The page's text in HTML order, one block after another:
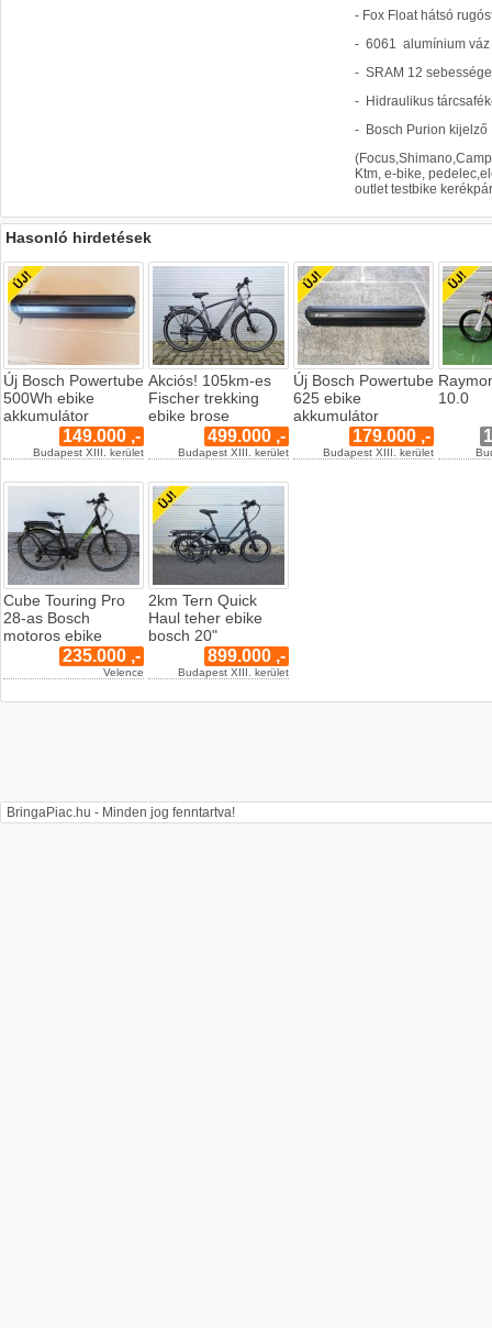
- Fox Float hátsó
- 6061 alumínium váz
- SRAM 12
- Hidraulikus
- Bosch Purion kijelző
Ktm, e-bike,
outlet testbike
Hasonló hirdetések
Új Bosch Powertube
500Wh ebike
akkumulátor
149.000 ,-
Budapest XIII. kerület
Akciós! 105km-es
Fischer trekking
ebike brose
499.000 ,-
Budapest XIII. kerület
Új Bosch Powertube
625 ebike
akkumulátor
179.000 ,-
Budapest XIII. kerület
10.0
Cube Touring Pro
28-as Bosch
motoros ebike
235.000 ,-
Velence
2km Tern Quick
Haul teher ebike
bosch 20"
899.000 ,-
Budapest XIII. kerület
BringaPiac.hu - Minden jog fenntartva!